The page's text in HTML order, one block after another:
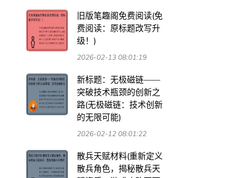
旧版笔趣阁免费阅读(免
费阅读：原标题改写升
级！)
2026-02-13 08:01:19
新标题：无极磁链——
突破技术瓶颈的创新之
路(无极磁链：技术创新
的无限可能)
2026-02-12 08:01:22
散兵天赋材料(重新定义
散兵角色，揭秘散兵天